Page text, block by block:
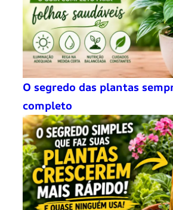
O segredo das plantas
completo